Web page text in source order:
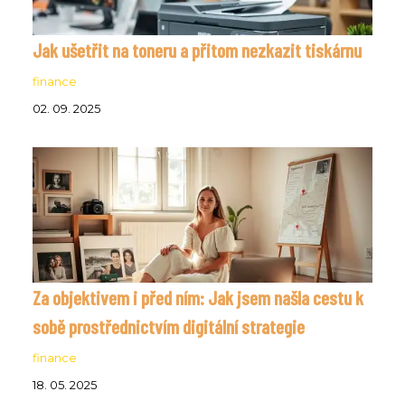
Jak ušetřit na toneru a přitom nezkazit tiskárnu
finance
02. 09. 2025
Za objektivem i před ním: Jak jsem našla cestu k
sobě prostřednictvím digitální strategie
finance
18. 05. 2025